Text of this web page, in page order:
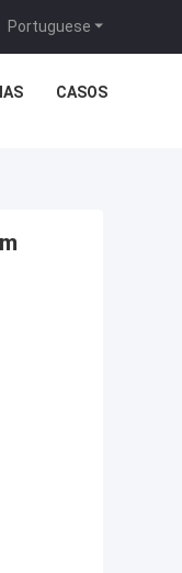
Portuguese
CASOS